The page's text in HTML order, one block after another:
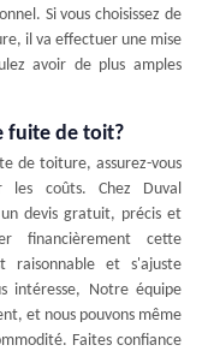
Si vous choisissez de
il va effectuer une mise
avoir de plus amples
fuite de toit?
de toiture, assurez-vous
coûts. Chez Duval
devis gratuit, précis et
financièrement cette
raisonnable et s'ajuste
intéresse, Notre équipe
et nous pouvons même
Faites confiance